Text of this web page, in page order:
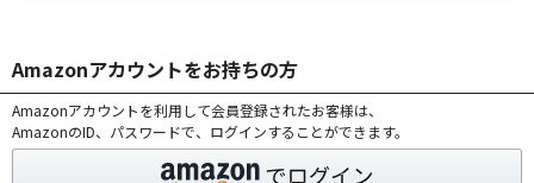
Amazonアカウントをお持ちの方
Amazonアカウントを利用して会員登録されたお客様は、
AmazonのID、パスワードで、ログインすることができます。